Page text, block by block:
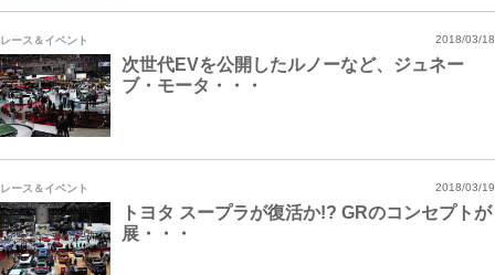
レース＆イベント
次世代EVを公開したルノーなど、ジュネー
ブ・モータ・・・
2018/03/18
レース＆イベント
トヨタ スープラが復活か!? GRのコンセプトが
展・・・
2018/03/19